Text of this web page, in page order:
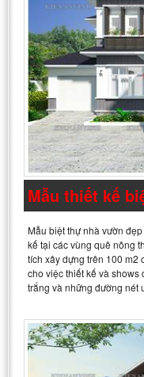
Mẫu thiết kế
Mẫu biệt thự nhà vườn
kế tại các vùng quê nông
tích xây dựng trên 100 m2
cho việc thiết kế và shows
trắng và những đường nét